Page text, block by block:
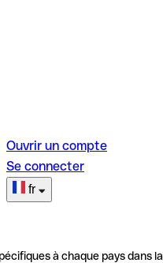
Ouvrir un compte
Se connecter
fr
à chaque pays dans la